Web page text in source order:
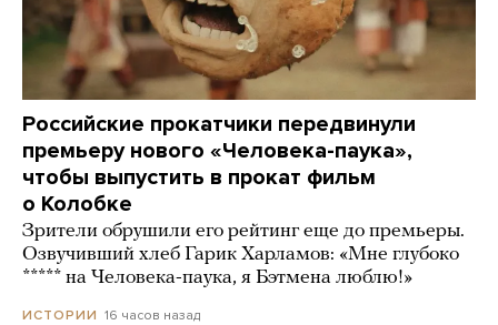
Российские прокатчики передвинули
премьеру нового «Человека-паука»,
чтобы выпустить в прокат фильм
о Колобке
Зрители обрушили его рейтинг еще до премьеры.
Озвучивший хлеб Гарик Харламов: «Мне глубоко
***** на Человека-паука, я Бэтмена люблю!»
ИСТОРИИ 16 часов назад